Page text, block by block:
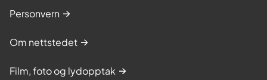
Personvern
Om nettstedet
Film, foto og lydopptak